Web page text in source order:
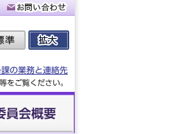
課の業務と連絡先
をご覧ください。
員会概要